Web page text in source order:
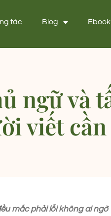
tác Blog Ebook
ngữ và
viết
mắc phải lỗi không ai ngờ